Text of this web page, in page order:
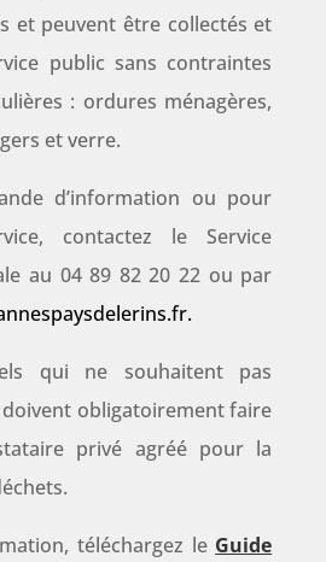
et peuvent être collectés et
public sans contraintes
: ordures ménagères,
et verre.
d’information ou pour
contactez le Service
au 04 89 82 20 22 ou par
.
qui ne souhaitent pas
obligatoirement faire
privé agréé pour la
téléchargez le Guide